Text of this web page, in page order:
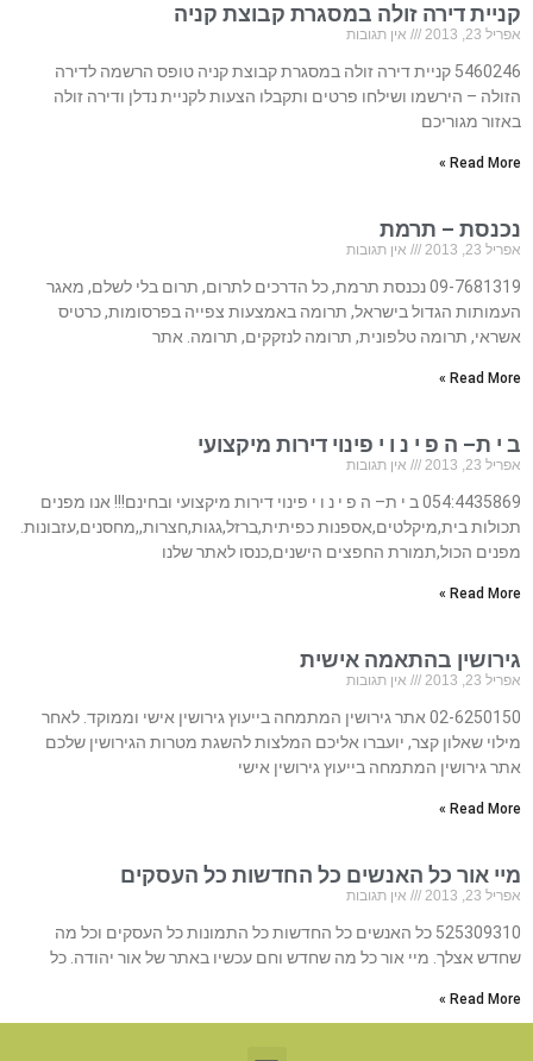
קניית דירה זולה במסגרת קבוצת קניה
אפריל 23, 2013 אין תגובות
5460246 קניית דירה זולה במסגרת קבוצת קניה טופס הרשמה לדירה
הזולה – הירשמו ושילחו פרטים ותקבלו הצעות לקניית נדלן ודירה זולה
באזור מגוריכם
Read More »
נכנסת – תרמת
אפריל 23, 2013 אין תגובות
09-7681319 נכנסת תרמת, כל הדרכים לתרום, תרום בלי לשלם, מאגר
העמותות הגדול בישראל, תרומה באמצעות צפייה בפרסומות, כרטיס
אשראי, תרומה טלפונית, תרומה לנזקקים, תרומה. אתר
Read More »
ב י ת– ה פ י נ ו י פינוי דירות מיקצועי
אפריל 23, 2013 אין תגובות
054:4435869 ב י ת– ה פ י נ ו י פינוי דירות מיקצועי ובחינם!!! אנו מפנים
תכולות בית,מיקלטים,אספנות כפיתית,ברזל,גגות,חצרות,,מחסנים,עזבונות.
מפנים הכול,תמורת החפצים הישנים,כנסו לאתר שלנו
Read More »
גירושין בהתאמה אישית
אפריל 23, 2013 אין תגובות
02-6250150 אתר גירושין המתמחה בייעוץ גירושין אישי וממוקד. לאחר
מילוי שאלון קצר, יועברו אליכם המלצות להשגת מטרות הגירושין שלכם
אתר גירושין המתמחה בייעוץ גירושין אישי
Read More »
מיי אור כל האנשים כל החדשות כל העסקים
אפריל 23, 2013 אין תגובות
525309310 כל האנשים כל החדשות כל התמונות כל העסקים וכל מה
שחדש אצלך. מיי אור כל מה שחדש וחם עכשיו באתר של אור יהודה. כל
Read More »